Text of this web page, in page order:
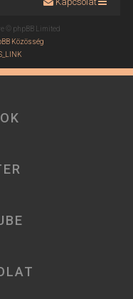
© phpBB Limited
Közösség